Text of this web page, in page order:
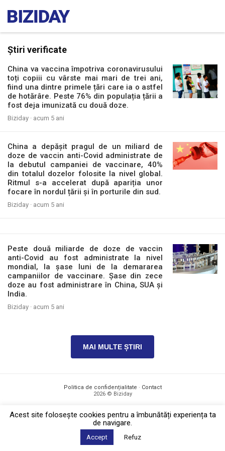
Știri verificate
China va vaccina împotriva coronavirusului
toți copiii cu vârste mai mari de trei ani,
fiind una dintre primele țări care ia o astfel
de hotărâre. Peste 76% din populația țării a
fost deja imunizată cu două doze.
Biziday · acum 5 ani
China a depășit pragul de un miliard de
doze de vaccin anti-Covid administrate de
la debutul campaniei de vaccinare, 40%
din totalul dozelor folosite la nivel global.
Ritmul s-a accelerat după apariția unor
focare în nordul țării și în porturile din sud.
Biziday · acum 5 ani
Peste două miliarde de doze de vaccin
anti-Covid au fost administrate la nivel
mondial, la șase luni de la demararea
campaniilor de vaccinare. Șase din zece
doze au fost administrare în China, SUA și
India.
Biziday · acum 5 ani
MAI MULTE ȘTIRI
Politica de confidențialitate · Contact
2026 © Biziday
Acest site foloseşte cookies pentru a îmbunătăți experiența ta
de navigare.
Accept Refuz